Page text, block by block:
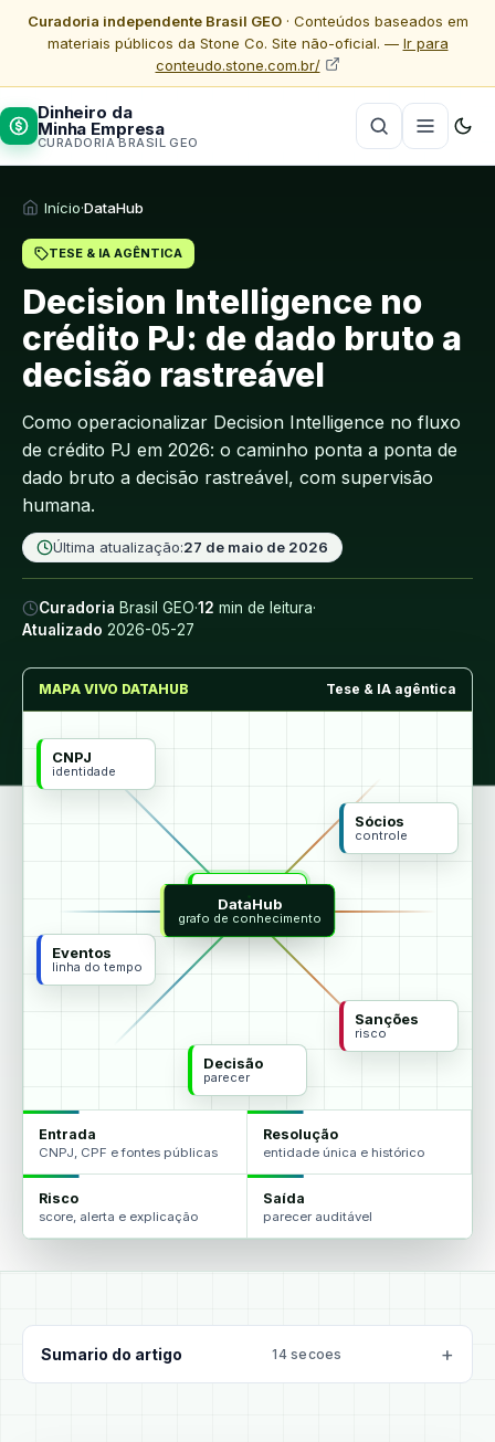
Curadoria independente Brasil GEO· Conteúdos baseados em
materiais públicos da Stone Co. Site não-oficial. — Ir para
conteudo.stone.com.br/
Dinheiro da
Minha Empresa
CURADORIA BRASIL GEO
Início·DataHub
TESE & IA AGÊNTICA
Decision Intelligence no
crédito PJ: de dado bruto a
decisão rastreável
Como operacionalizar Decision Intelligence no fluxo
de crédito PJ em 2026: o caminho ponta a ponta de
dado bruto a decisão rastreável, com supervisão
humana.
Última atualização:27 de maio de 2026
Curadoria Brasil GEO·12 min de leitura·
Atualizado 2026-05-27
MAPA VIVO DATAHUB Tese & IA agêntica
CNPJ
identidade
Sócios
controle
Eventos
linha do tempo
Sanções
risco
agentes
Decisão
parecer
DataHub
grafo de conhecimento
Entrada
CNPJ, CPF e fontes públicas
Resolução
entidade única e histórico
Risco
score, alerta e explicação
Saída
parecer auditável
Sumario do artigo 14 secoes